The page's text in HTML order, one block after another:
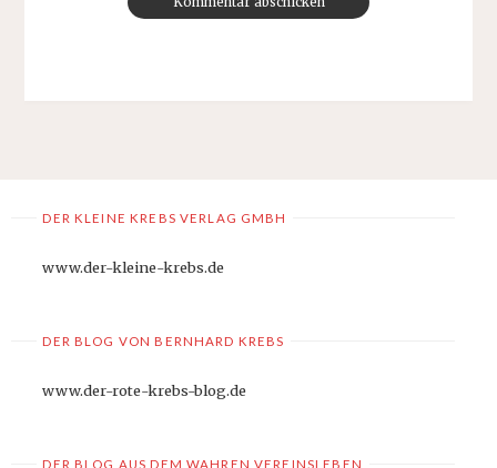
DER KLEINE KREBS VERLAG GMBH
www.der-kleine-krebs.de
DER BLOG VON BERNHARD KREBS
www.der-rote-krebs-blog.de
DER BLOG AUS DEM WAHREN VEREINSLEBEN